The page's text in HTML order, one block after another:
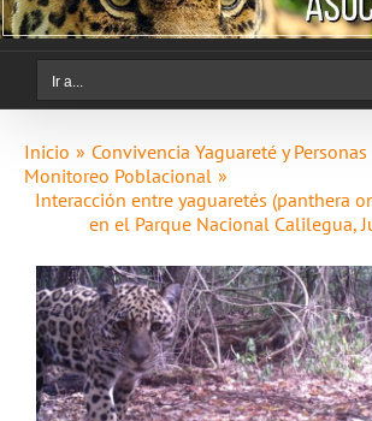
Ir a...
Inicio
Convivencia Yaguareté y Personas
Monitoreo Poblacional
Interacción entre yaguaretés (panthera
en el Parque Nacional Calilegua,
Ver
imagen
más
grande